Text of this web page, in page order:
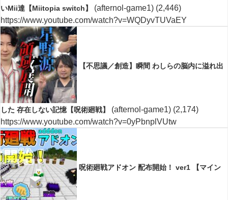
いMii達【Miitopia switch】
(afternol-game1) (2,446)
https://www.youtube.com/watch?v=WQDyvTUVaEY
【不思議／創造】瞬間 わしらの脳内に溢れ出
した 存在しない記憶【呪術廻戦】 (afternol-game1) (2,174)
https://www.youtube.com/watch?v=0yPbnplVUtw
呪術廻戦アドオン 配布開始！ ver1 【マイン